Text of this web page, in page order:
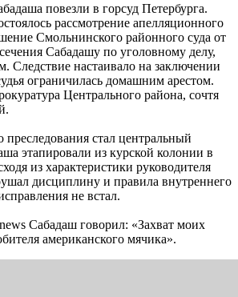
повезли в горсуд Петербурга.
рассмотрение апелляционного
Смольнинского районного суда от
Сабадашу по уголовному делу,
Следствие настаивало на заключении
ограничилась домашним арестом.
Центрального района, сочтя
стал центральный
этапировали из курской колонии в
из характеристики руководителя
дисциплину и правила внутреннего
не встал.
Сабадаш говорил: «Захват моих
американского мячика».